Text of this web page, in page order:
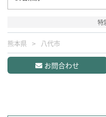
特
熊本県 八代市
お問合わせ